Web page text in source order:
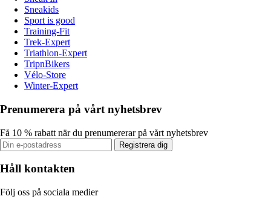
Sneakids
Sport is good
Training-Fit
Trek-Expert
Triathlon-Expert
TripnBikers
Vélo-Store
Winter-Expert
Prenumerera på vårt nyhetsbrev
Få 10 % rabatt när du prenumererar på vårt nyhetsbrev
Registrera dig
Håll kontakten
Följ oss på sociala medier